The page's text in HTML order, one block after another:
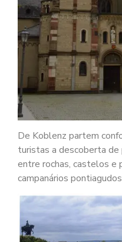
De Koblenz partem
turistas a descoberta
entre rochas, castelos e
campanários